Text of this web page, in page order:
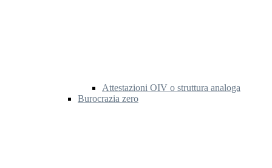
Attestazioni OIV o struttura analoga
Burocrazia zero